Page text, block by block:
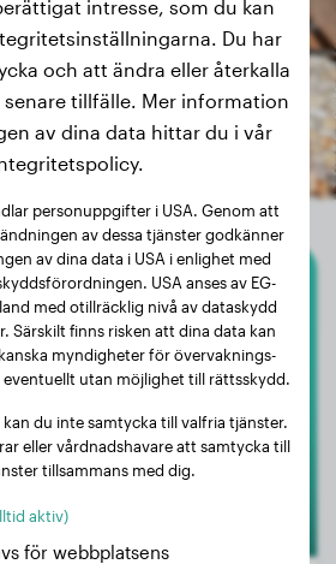
hundar
King Charles Spaniel
Polly
intresse, som du kan
Du har
och att ändra eller återkalla
tillfälle. Mer information
av dina data hittar du i vår
personuppgifter i USA. Genom att
av dessa tjänster godkänner
av dina data i USA i enlighet med
USA anses av EG-
med otillräcklig nivå av dataskydd
Särskilt finns risken att dina data kan
myndigheter för övervaknings-
utan möjlighet till rättsskydd.
kan du inte samtycka till valfria tjänster.
eller vårdnadshavare att samtycka till
tillsammans med dig.
aktiv)
för webbplatsens